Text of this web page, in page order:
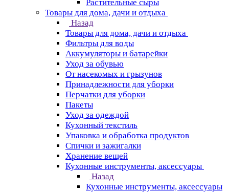
Растительные сыры
Товары для дома, дачи и отдыха
Назад
Товары для дома, дачи и отдыха
Фильтры для воды
Аккумуляторы и батарейки
Уход за обувью
От насекомых и грызунов
Принадлежности для уборки
Перчатки для уборки
Пакеты
Уход за одеждой
Кухонный текстиль
Упаковка и обработка продуктов
Спички и зажигалки
Хранение вещей
Кухонные инструменты, аксессуары
Назад
Кухонные инструменты, аксессуары